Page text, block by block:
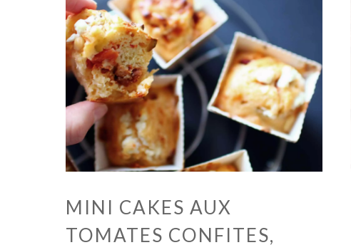
MINI CAKES AUX
TOMATES CONFITES,